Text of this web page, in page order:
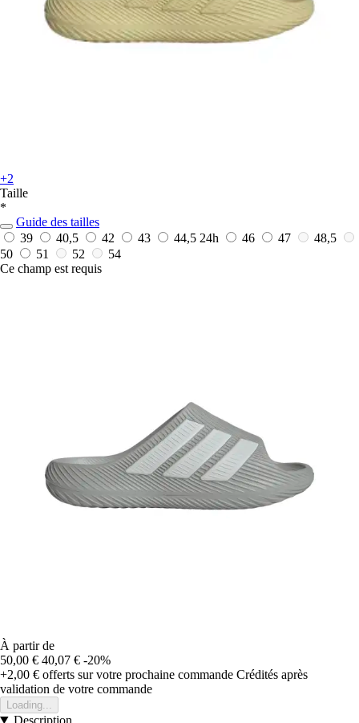
+2
Taille
*
Guide des tailles
39
40,5 42 43 44,5 24h 46 47
48,5
50
51 52
54
Ce champ est requis
À partir de
50,00 € 40,07 € -20%
+2,00 € offerts sur votre prochaine commande Crédités après
validation de votre commande
Loading...
Description